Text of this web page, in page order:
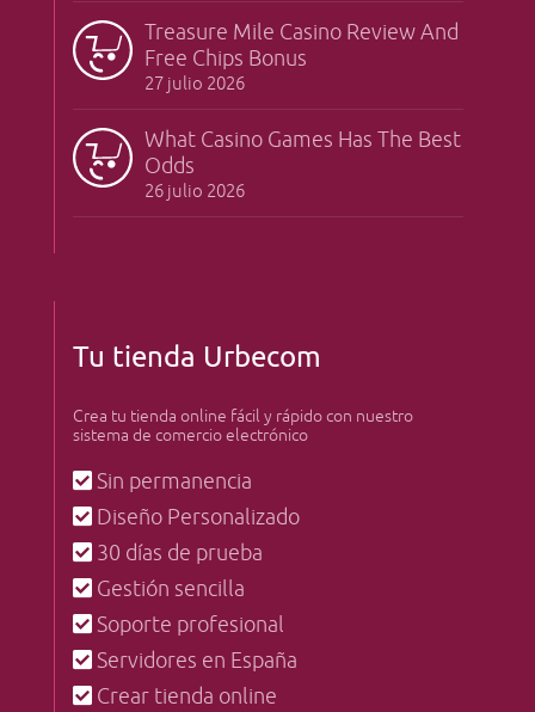
Treasure Mile Casino Review And
Free Chips Bonus
27 julio 2026
What Casino Games Has The Best
Odds
26 julio 2026
Tu tienda Urbecom
Crea tu tienda online fácil y rápido con nuestro
sistema de comercio electrónico
Sin permanencia
Diseño Personalizado
30 días de prueba
Gestión sencilla
Soporte profesional
Servidores en España
Crear tienda online